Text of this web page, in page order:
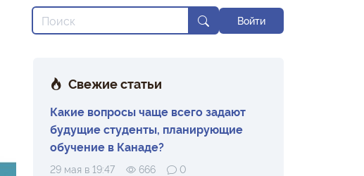
Войти
Свежие статьи
Какие вопросы чаще всего задают
будущие студенты, планирующие
обучение в Канаде?
29 мая в 19:47 666 0